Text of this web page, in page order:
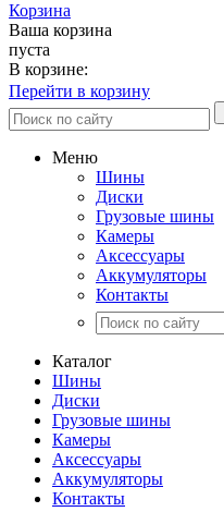
Корзина
Ваша корзина
пуста
В корзине:
Перейти в корзину
Меню
Шины
Диски
Грузовые шины
Камеры
Аксессуары
Аккумуляторы
Контакты
Каталог
Шины
Диски
Грузовые шины
Камеры
Аксессуары
Аккумуляторы
Контакты